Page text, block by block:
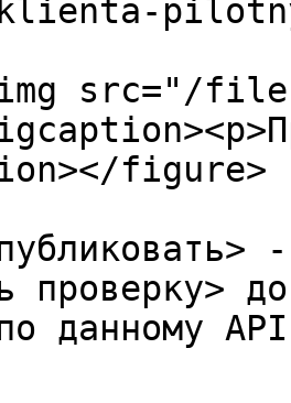
klienta-
src="/
figure>
проверку>